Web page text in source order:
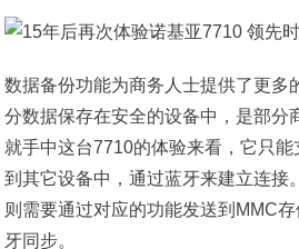
数据备份功能为商务人士提供了更多
分数据保存在安全的设备中，是部分
就手中这台7710的体验来看，它只
到其它设备中，通过蓝牙来建立连接
则需要通过对应的功能发送到MMC
牙同步。